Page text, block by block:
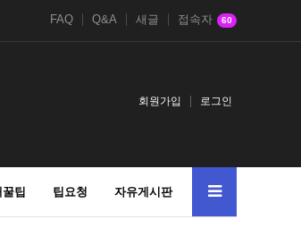
FAQ Q&A 새글 접속자 60
회원가입 로그인
꿀팁 팁요청 자유게시판